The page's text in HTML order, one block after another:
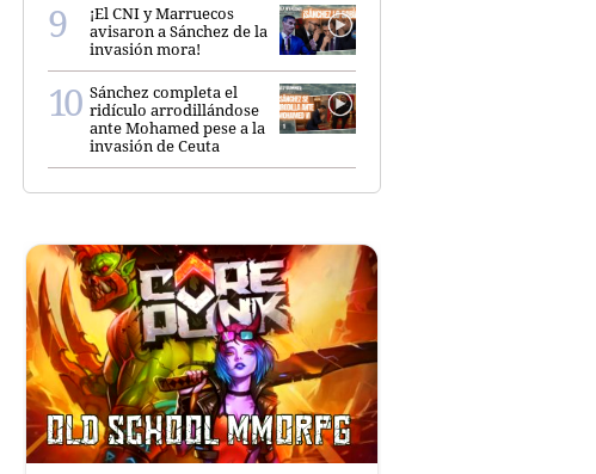
¡El CNI y Marruecos
avisaron a Sánchez de la
invasión mora!
Sánchez completa el
ridículo arrodillándose
ante Mohamed pese a la
invasión de Ceuta